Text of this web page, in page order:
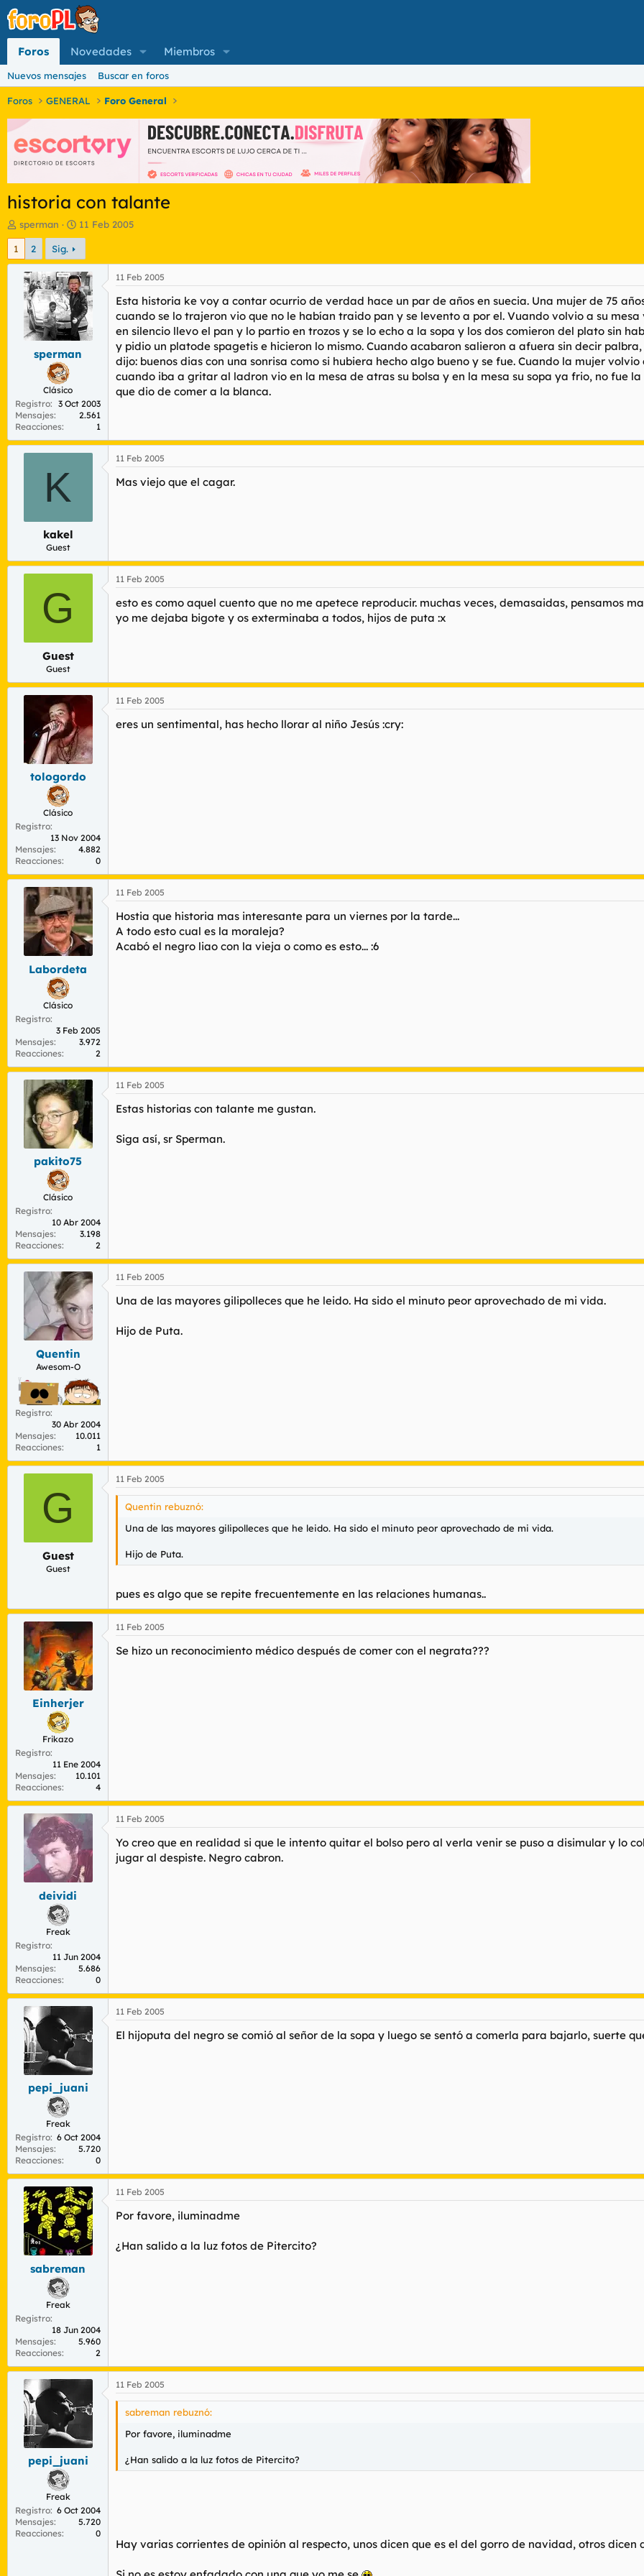
Foros Novedades Miembros
Nuevos mensajes Buscar en foros
Foros GENERAL Foro General
historia con talante
I
n
c
a
d
o
d
m
a
sperman
F
e
h
a
d
e
i
n
i
c
11 Feb 2005
1 2 Sig.
sperman
Clásico
Registro
3 Oct 2003
Mensajes
2.561
Reacciones
1
11 Feb 2005
Esta historia ke voy a contar ocurrio de verdad hace un par de años en suecia. Una mujer de 75
cuando se lo trajeron vio que no le habían traido pan y se levento a por el. Vuando volvio a su
en silencio llevo el pan y lo partio en trozos y se lo echo a la sopa y los dos comieron del plato sin
y pidio un platode spagetis e hicieron lo mismo. Cuando acabaron salieron a afuera sin decir
dijo: buenos dias con una sonrisa como si hubiera hecho algo bueno y se fue. Cuando la mujer
cuando iba a gritar al ladron vio en la mesa de atras su bolsa y en la mesa su sopa ya frio, no fue
que dio de comer a la blanca.
K
kakel
Guest
11 Feb 2005
Mas viejo que el cagar.
G
Guest
Guest
11 Feb 2005
esto es como aquel cuento que no me apetece reproducir. muchas veces, demasaidas, pensamos
yo me dejaba bigote y os exterminaba a todos, hijos de puta :x
tologordo
Clásico
Registro
13 Nov 2004
Mensajes
4.882
Reacciones
0
11 Feb 2005
eres un sentimental, has hecho llorar al niño Jesús :cry:
Labordeta
Clásico
Registro
3 Feb 2005
Mensajes
3.972
Reacciones
2
11 Feb 2005
Hostia que historia mas interesante para un viernes por la tarde...
A todo esto cual es la moraleja?
Acabó el negro liao con la vieja o como es esto... :6
pakito75
Clásico
Registro
10 Abr 2004
Mensajes
3.198
Reacciones
2
11 Feb 2005
Estas historias con talante me gustan.
Siga así, sr Sperman.
Quentin
Awesom-O
Registro
30 Abr 2004
Mensajes
10.011
Reacciones
1
11 Feb 2005
Una de las mayores gilipolleces que he leido. Ha sido el minuto peor aprovechado de mi vida.
Hijo de Puta.
G
Guest
Guest
11 Feb 2005
Quentin rebuznó:
Una de las mayores gilipolleces que he leido. Ha sido el minuto peor aprovechado de mi vida.
Hijo de Puta.
pues es algo que se repite frecuentemente en las relaciones humanas..
Einherjer
Frikazo
Registro
11 Ene 2004
Mensajes
10.101
Reacciones
4
11 Feb 2005
Se hizo un reconocimiento médico después de comer con el negrata???
deividi
Freak
Registro
11 Jun 2004
Mensajes
5.686
Reacciones
0
11 Feb 2005
Yo creo que en realidad si que le intento quitar el bolso pero al verla venir se puso a disimular y lo
jugar al despiste. Negro cabron.
pepi_juani
Freak
Registro 6 Oct 2004
Mensajes
5.720
Reacciones
0
11 Feb 2005
El hijoputa del negro se comió al señor de la sopa y luego se sentó a comerla para bajarlo, suerte
sabreman
Freak
Registro
18 Jun 2004
Mensajes
5.960
Reacciones
2
11 Feb 2005
Por favore, iluminadme
¿Han salido a la luz fotos de Pitercito?
pepi_juani
Freak
Registro 6 Oct 2004
Mensajes
5.720
Reacciones
0
11 Feb 2005
sabreman rebuznó:
Por favore, iluminadme
¿Han salido a la luz fotos de Pitercito?
Hay varias corrientes de opinión al respecto, unos dicen que es el del gorro de navidad, otros dicen